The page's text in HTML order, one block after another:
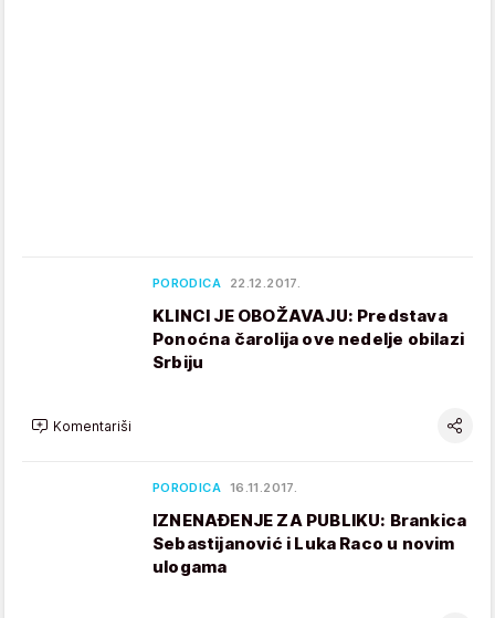
PORODICA 22.12.2017.
KLINCI JE OBOŽAVAJU: Predstava
Ponoćna čarolija ove nedelje obilazi
Srbiju
Komentariši
PORODICA 16.11.2017.
IZNENAĐENJE ZA PUBLIKU: Brankica
Sebastijanović i Luka Raco u novim
ulogama